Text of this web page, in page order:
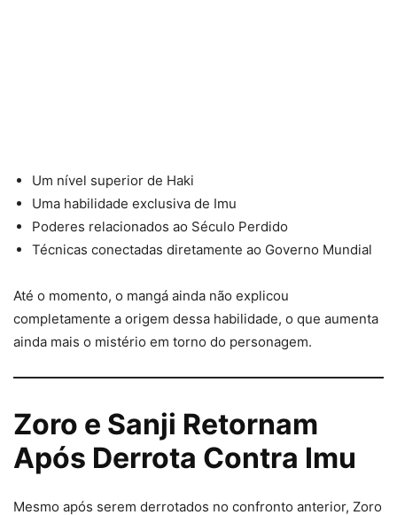
Um nível superior de Haki
Uma habilidade exclusiva de Imu
Poderes relacionados ao Século Perdido
Técnicas conectadas diretamente ao Governo Mundial
Até o momento, o mangá ainda não explicou
completamente a origem dessa habilidade, o que aumenta
ainda mais o mistério em torno do personagem.
Zoro e Sanji Retornam
Após Derrota Contra Imu
Mesmo após serem derrotados no confronto anterior, Zoro